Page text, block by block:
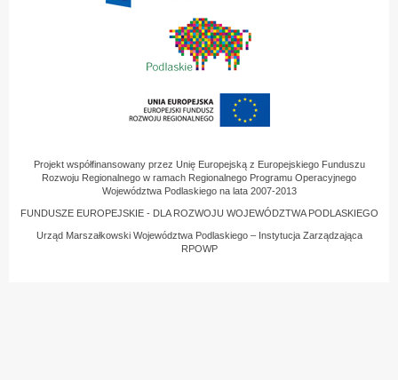
Projekt współfinansowany przez Unię Europejską z Europejskiego Funduszu
Rozwoju Regionalnego w ramach Regionalnego Programu Operacyjnego
Województwa Podlaskiego na lata 2007-2013
FUNDUSZE EUROPEJSKIE - DLA ROZWOJU WOJEWÓDZTWA PODLASKIEGO
Urząd Marszałkowski Województwa Podlaskiego – Instytucja Zarządzająca
RPOWP